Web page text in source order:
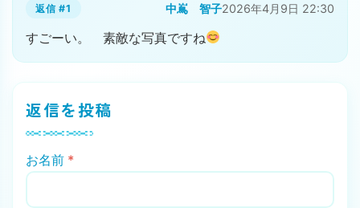
返信 #1 中嶌 智子2026年4月9日 22:30
すごーい。 素敵な写真ですね
返信を投稿
お名前 *